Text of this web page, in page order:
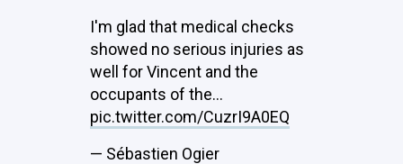
I'm glad that medical checks
showed no serious injuries as
well for Vincent and the
occupants of the…
pic.twitter.com/CuzrI9A0EQ
— Sébastien Ogier